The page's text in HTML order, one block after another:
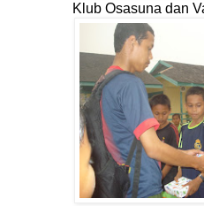
Klub Osasuna dan